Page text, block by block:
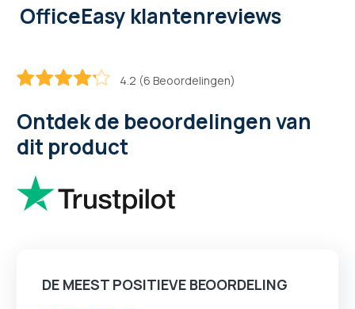
OfficeEasy klantenreviews
4.2 (6 Beoordelingen)
Ontdek de beoordelingen van
dit product
DE MEEST POSITIEVE BEOORDELING